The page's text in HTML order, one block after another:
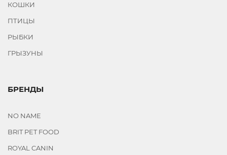
КОШКИ
ПТИЦЫ
РЫБКИ
ГРЫЗУНЫ
БРЕНДЫ
NO NAME
BRIT PET FOOD
ROYAL CANIN